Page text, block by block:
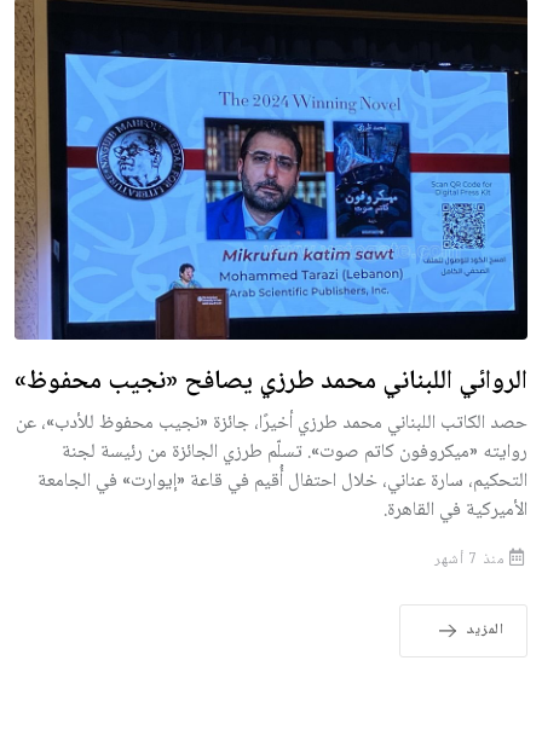
الروائي اللبناني محمد طرزي يصافح «نجيب محفوظ»
حصد الكاتب اللبناني محمد طرزي أخيرًا، جائزة «نجيب محفوظ للأدب»، عن
روايته «ميكروفون كاتم صوت». تسلّم طرزي الجائزة من رئيسة لجنة
التحكيم، سارة عناني، خلال احتفال أُقيم في قاعة «إيوارت» في الجامعة
الأميركية في القاهرة.
منذ 7 أشهر
المزيد